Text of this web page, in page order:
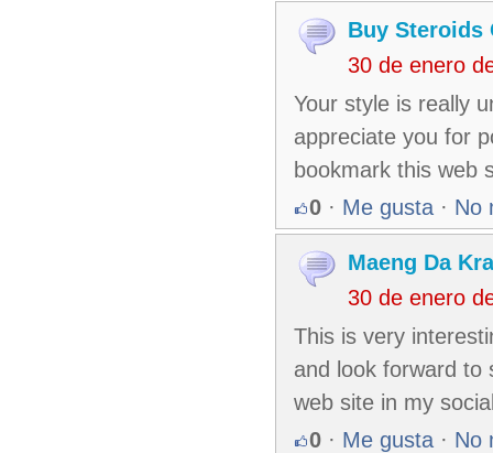
Buy Steroids
30 de enero
Your style is really
appreciate you for
bookmark this web
0 · Me gusta · No
Maeng Da
30 de enero
This is very
and look forward to
web site in my
0 · Me gusta · No